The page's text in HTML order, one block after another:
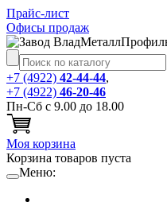
Прайс-лист
Офисы продаж
+7 (4922) 42-44-44,
+7 (4922) 46-20-46
Пн-Сб с 9.00 до 18.00
Моя корзина
Корзина товаров пуста
Меню: